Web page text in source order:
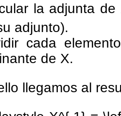
la adjunta de
adjunto).
cada
de X.
llegamos al